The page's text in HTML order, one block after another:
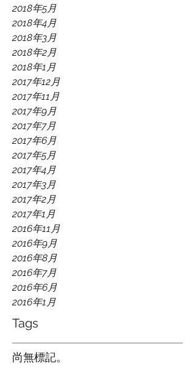
2018年5月
2018年4月
2018年3月
2018年2月
2018年1月
2017年12月
2017年11月
2017年9月
2017年7月
2017年6月
2017年5月
2017年4月
2017年3月
2017年2月
2017年1月
2016年11月
2016年9月
2016年8月
2016年7月
2016年6月
2016年1月
Tags
尚無標記。